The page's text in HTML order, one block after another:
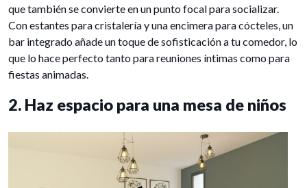
que también se convierte en un punto focal para socializar.
Con estantes para cristalería y una encimera para cócteles, un
bar integrado añade un toque de sofisticación a tu comedor, lo
que lo hace perfecto tanto para reuniones íntimas como para
fiestas animadas.
2. Haz espacio para una mesa de niños